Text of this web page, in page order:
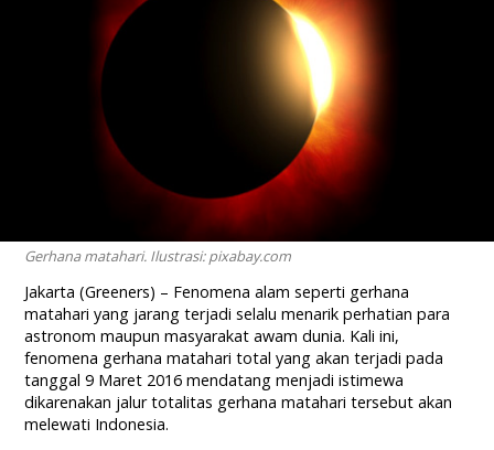
Gerhana matahari. Ilustrasi: pixabay.com
Jakarta (Greeners) – Fenomena alam seperti gerhana
matahari yang jarang terjadi selalu menarik perhatian para
astronom maupun masyarakat awam dunia. Kali ini,
fenomena gerhana matahari total yang akan terjadi pada
tanggal 9 Maret 2016 mendatang menjadi istimewa
dikarenakan jalur totalitas gerhana matahari tersebut akan
melewati Indonesia.